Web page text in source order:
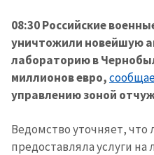
08:30 Российские
уничтожили новейшую
лабораторию в
миллионов евро,
управлению зоной
Ведомство уточняет, что
предоставляла услуги